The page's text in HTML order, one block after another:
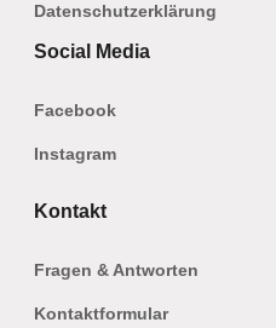
Datenschutzerklärung
Social Media
Facebook
Instagram
Kontakt
Fragen & Antworten
Kontaktformular